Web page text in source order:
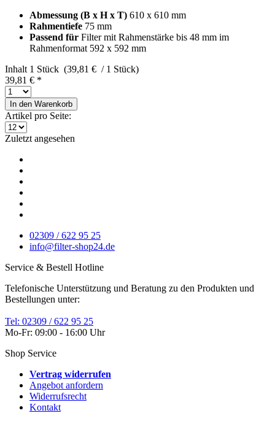
Abmessung (B x H x T) 610 x 610 mm
Rahmentiefe 75 mm
Passend für Filter mit Rahmenstärke bis 48 mm im
Rahmenformat 592 x 592 mm
Inhalt 1 Stück (39,81 € / 1 Stück)
39,81 € *
In den Warenkorb
Artikel pro Seite:
Zuletzt angesehen
02309 / 622 95 25
info@filter-shop24.de
Service & Bestell Hotline
Telefonische Unterstützung und Beratung zu den Produkten und
Bestellungen unter:
Tel: 02309 / 622 95 25
Mo-Fr: 09:00 - 16:00 Uhr
Shop Service
Vertrag widerrufen
Angebot anfordern
Widerrufsrecht
Kontakt